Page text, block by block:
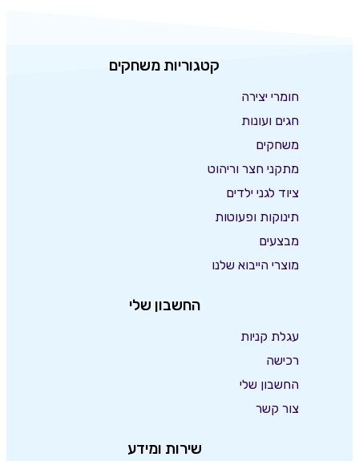
קטגוריות משחקים
חומרי יצירה
חגים ועונות
משחקים
מתקני חצר וריהוט
ציוד לגני ילדים
תינוקות ופעוטות
מבצעים
מוצרי הייבוא שלנו
החשבון שלי
עגלת קניות
רכישה
החשבון שלי
צור קשר
שירות ומידע